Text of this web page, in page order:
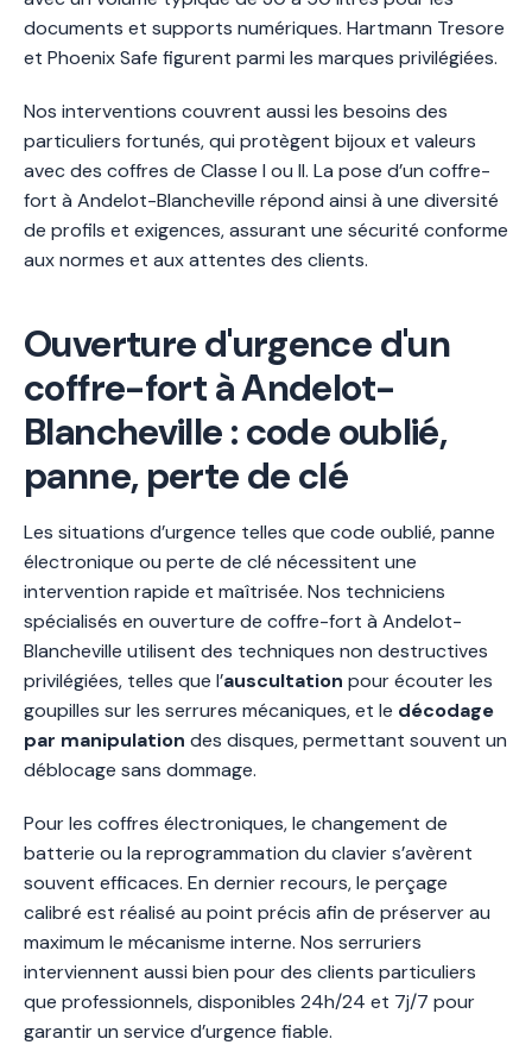
documents et supports numériques. Hartmann Tresore
et Phoenix Safe figurent parmi les marques privilégiées.
Nos interventions couvrent aussi les besoins des
particuliers fortunés, qui protègent bijoux et valeurs
avec des coffres de Classe I ou II. La pose d’un coffre-
fort à Andelot-Blancheville répond ainsi à une diversité
de profils et exigences, assurant une sécurité conforme
aux normes et aux attentes des clients.
Ouverture d'urgence d'un
coffre-fort à Andelot-
Blancheville : code oublié,
panne, perte de clé
Les situations d’urgence telles que code oublié, panne
électronique ou perte de clé nécessitent une
intervention rapide et maîtrisée. Nos techniciens
spécialisés en ouverture de coffre-fort à Andelot-
Blancheville utilisent des techniques non destructives
privilégiées, telles que l’auscultation pour écouter les
goupilles sur les serrures mécaniques, et le décodage
par manipulation des disques, permettant souvent un
déblocage sans dommage.
Pour les coffres électroniques, le changement de
batterie ou la reprogrammation du clavier s’avèrent
souvent efficaces. En dernier recours, le perçage
calibré est réalisé au point précis afin de préserver au
maximum le mécanisme interne. Nos serruriers
interviennent aussi bien pour des clients particuliers
que professionnels, disponibles 24h/24 et 7j/7 pour
garantir un service d’urgence fiable.